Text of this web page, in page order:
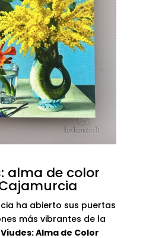
alma de color
ha abierto sus puertas
más vibrantes de la
Alma de Color